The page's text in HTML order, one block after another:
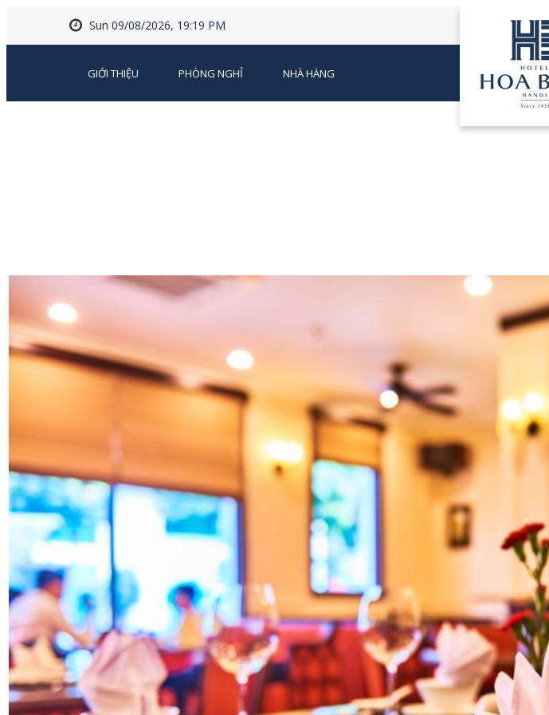
Sun 09/08/2026, 19:19 PM
GIỚI THIỆU PHÒNG NGHỈ NHÀ HÀNG